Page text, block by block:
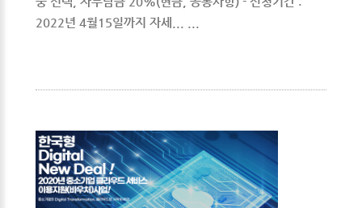
2022년 4월15일까지 자세... ...